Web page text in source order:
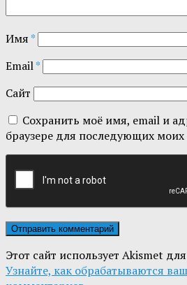
Имя*
Email*
Сайт
Сохранить моё имя, email и
браузере для последующих
Этот сайт использует Akismet
Узнайте, как обрабатываются